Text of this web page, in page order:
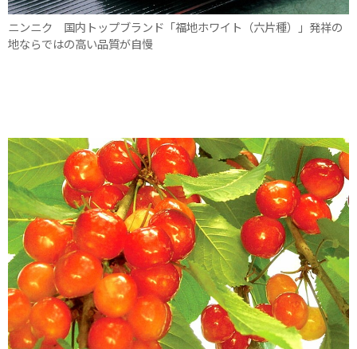
ニンニク 国内トップブランド「福地ホワイト（六片種）」発祥の
地ならではの高い品質が自慢